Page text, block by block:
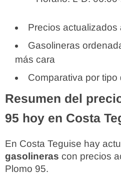
Precios actualizados
Gasolineras
más cara
Comparativa por tipo
Resumen del
95 hoy en Costa
En Costa Teguise hay
gasolineras con precios
Plomo 95.